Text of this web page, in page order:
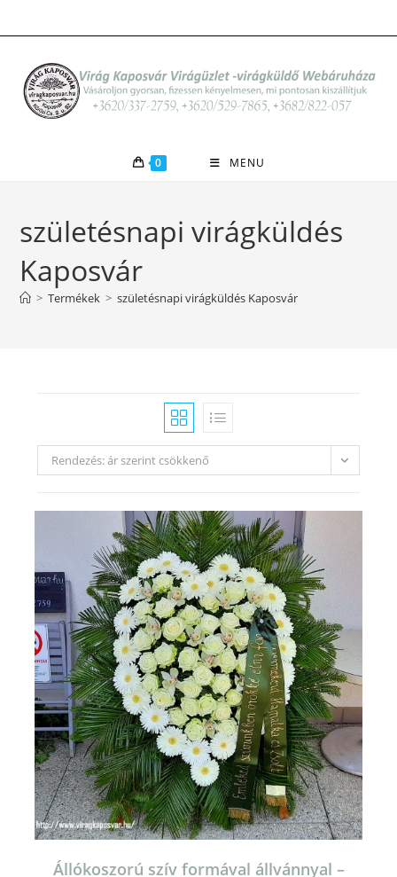
to
0 MENU
születésnapi virágküldés
Kaposvár
> Termékek > születésnapi virágküldés Kaposvár
Rendezés: ár szerint csökkenő
Állókoszorú szív formával állvánnyal –